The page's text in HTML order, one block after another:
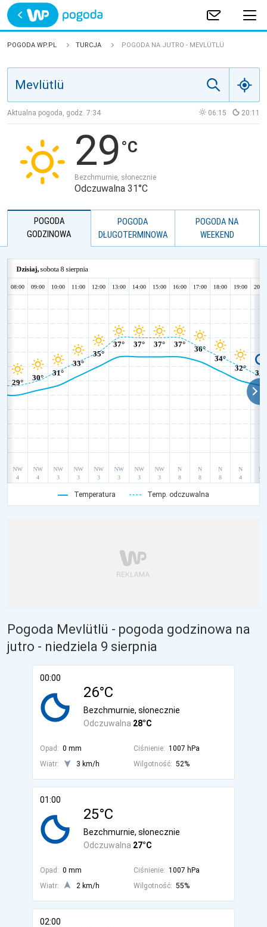
Trwa ładowanie
POLSKA
JAKOŚĆ POWIETRZA
POGODA WP.PL TURCJA POGODA NA JUTRO - MEVLÜTLÜ
Aktualna pogoda, godz. 7:34 06:15 20:11
29
Bezchmurnie, słonecznie
Odczuwalna 31°C
POGODA
GODZINOWA
POGODA
DŁUGOTERMINOWA
POGODA NA
WEEKEND
Temperatura Temp. odczuwalna
Pogoda Mevlütlü - pogoda godzinowa na
jutro - niedziela 9 sierpnia
00:00
26°C
Odczuwalna 28°C
Bezchmurnie, słonecznie
Opad: 0 mm Ciśnienie: 1007 hPa
Wiatr:
3 km/h Wilgotność: 52%
01:00
25°C
Odczuwalna 27°C
Bezchmurnie, słonecznie
Opad: 0 mm Ciśnienie: 1007 hPa
Wiatr:
2 km/h Wilgotność: 55%
02:00